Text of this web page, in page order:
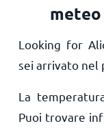
meteo
Looking for
sei arrivato nel
La
Puoi trovare